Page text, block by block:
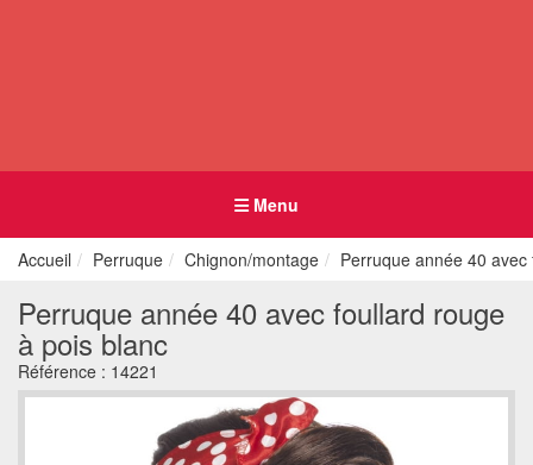
Menu
Accueil Perruque Chignon/montage Perruque année 40
Perruque année 40 avec foullard rouge
à pois blanc
Référence : 14221